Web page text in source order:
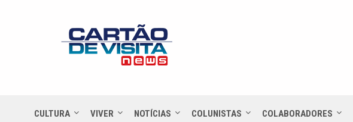
CULTURA VIVER NOTÍCIAS COLUNISTAS COLABORADORES